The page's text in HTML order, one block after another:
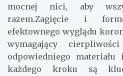
mocnej nici, aby
razem.Zagięcie i
efektownego wyglądu
wymagający
odpowiedniego
każdego kroku są